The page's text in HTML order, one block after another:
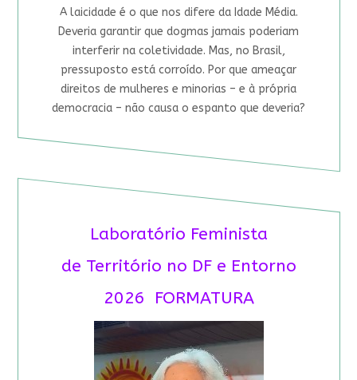
A laicidade é o que nos difere da Idade Média.
Deveria garantir que dogmas jamais poderiam
interferir na coletividade. Mas, no Brasil,
pressuposto está corroído. Por que ameaçar
direitos de mulheres e minorias – e à própria
democracia – não causa o espanto que deveria?
Laboratório Feminista
de Território no DF e Entorno
2026 FORMATURA